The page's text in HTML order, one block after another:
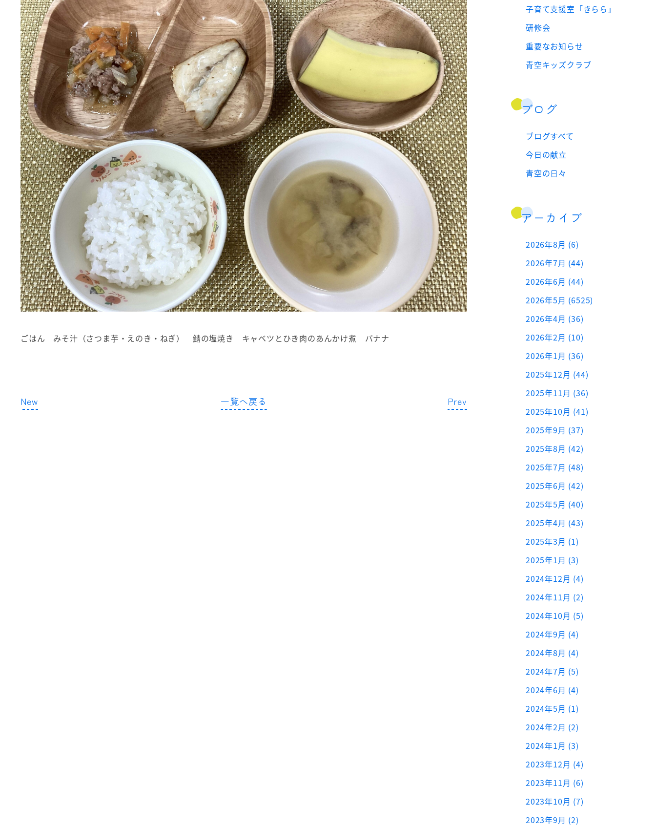
ごはん みそ汁（さつま芋・えのき・ねぎ） 鯖の塩焼き キャベツとひき肉のあんかけ煮 バナナ
New 一覧へ戻る Prev
子育て支援室「きらら」
研修会
重要なお知らせ
青空キッズクラブ
ブログ
ブログすべて
今日の献立
青空の日々
アーカイブ
2026年8月 (6)
2026年7月 (44)
2026年6月 (44)
2026年5月 (6525)
2026年4月 (36)
2026年2月 (10)
2026年1月 (36)
2025年12月 (44)
2025年11月 (36)
2025年10月 (41)
2025年9月 (37)
2025年8月 (42)
2025年7月 (48)
2025年6月 (42)
2025年5月 (40)
2025年4月 (43)
2025年3月 (1)
2025年1月 (3)
2024年12月 (4)
2024年11月 (2)
2024年10月 (5)
2024年9月 (4)
2024年8月 (4)
2024年7月 (5)
2024年6月 (4)
2024年5月 (1)
2024年2月 (2)
2024年1月 (3)
2023年12月 (4)
2023年11月 (6)
2023年10月 (7)
2023年9月 (2)